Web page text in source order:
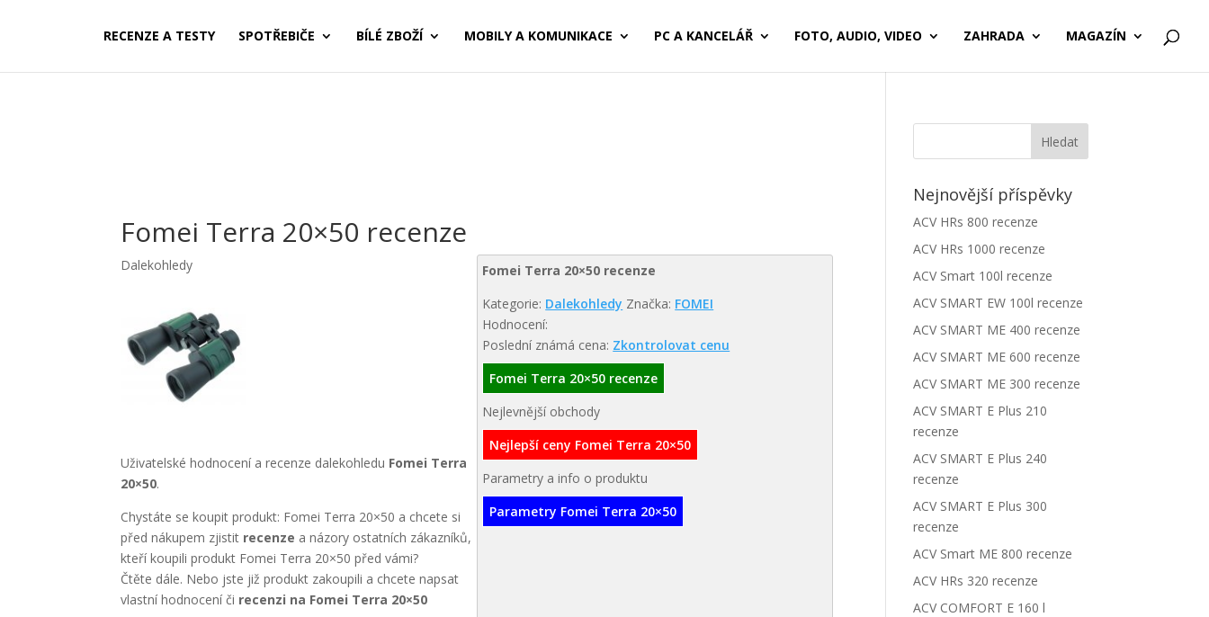
RECENZE A TESTY SPOTŘEBIČE BÍLÉ ZBOŽÍ MOBILY A KOMUNIKACE PC A KANCELÁŘ FOTO, AUDIO, VIDEO ZAHRADA MAGAZÍN
Fomei Terra 20×50 recenze
Fomei Terra 20×50 recenze
Kategorie: Dalekohledy Značka: FOMEI
Hodnocení:
Poslední známá cena: Zkontrolovat cenu
Fomei Terra 20×50 recenze
Nejlevnější obchody
Nejlepší ceny Fomei Terra 20×50
Parametry a info o produktu
Parametry Fomei Terra 20×50
Dalekohledy
Uživatelské hodnocení a recenze dalekohledu Fomei Terra
20×50.
Chystáte se koupit produkt: Fomei Terra 20×50 a chcete si
před nákupem zjistit recenze a názory ostatních zákazníků,
kteří koupili produkt Fomei Terra 20×50 před vámi?
Čtěte dále. Nebo jste již produkt zakoupili a chcete napsat
vlastní hodnocení či recenzi na Fomei Terra 20×50
Nejnovější příspěvky
ACV HRs 800 recenze
ACV HRs 1000 recenze
ACV Smart 100l recenze
ACV SMART EW 100l recenze
ACV SMART ME 400 recenze
ACV SMART ME 600 recenze
ACV SMART ME 300 recenze
ACV SMART E Plus 210
recenze
ACV SMART E Plus 240
recenze
ACV SMART E Plus 300
recenze
ACV Smart ME 800 recenze
ACV HRs 320 recenze
ACV COMFORT E 160 l